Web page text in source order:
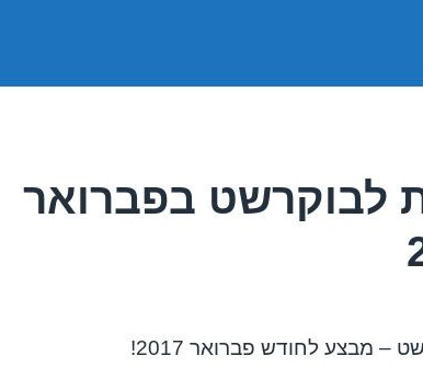
לבוקרשט בפברואר
– מבצע לחודש פברואר 2017!